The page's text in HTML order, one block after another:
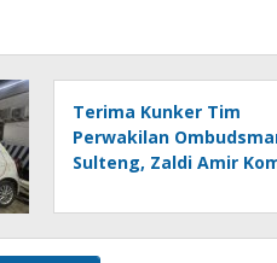
Terima Kunker Tim
Perwakilan
Sulteng, Zaldi Amir
Pelayanan Publik
Bebas Mal